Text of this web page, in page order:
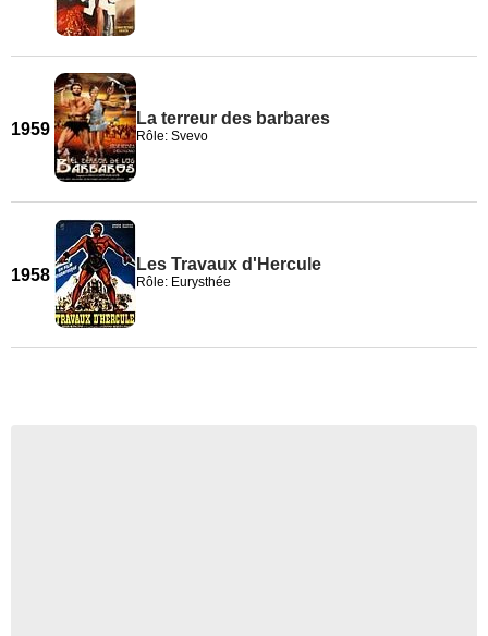
1959
La terreur des barbares
Rôle: Svevo
1958
Les Travaux d'Hercule
Rôle: Eurysthée